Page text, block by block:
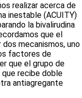
realizar acerca de
inestable (ACUITY)
la bivalirudina
que el
mecanismos, uno
factores de
que el grupo de
que recibe doble
antiagregante